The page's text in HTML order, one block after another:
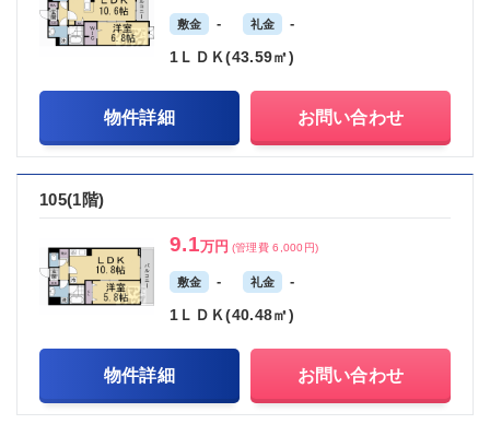
敷金 - 礼金 -
1ＬＤＫ(43.59㎡)
物件詳細 お問い合わせ
105(1階)
9.1万円 (管理費 6,000円)
敷金 - 礼金 -
1ＬＤＫ(40.48㎡)
物件詳細 お問い合わせ